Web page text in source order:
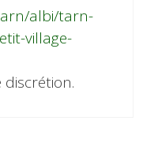
albi/tarn-
village-